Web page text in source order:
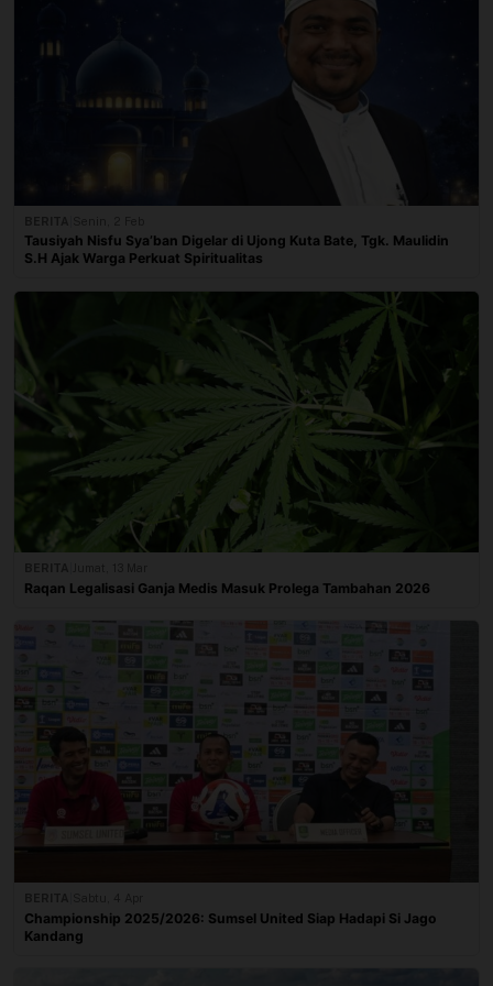
Tausiyah Nisfu Sya’ban Digelar di Ujong Kuta Bate, Tgk. Maulidin
S.H Ajak Warga Perkuat Spiritualitas
Raqan Legalisasi Ganja Medis Masuk Prolega Tambahan 2026
Championship 2025/2026: Sumsel United Siap Hadapi Si Jago
Kandang